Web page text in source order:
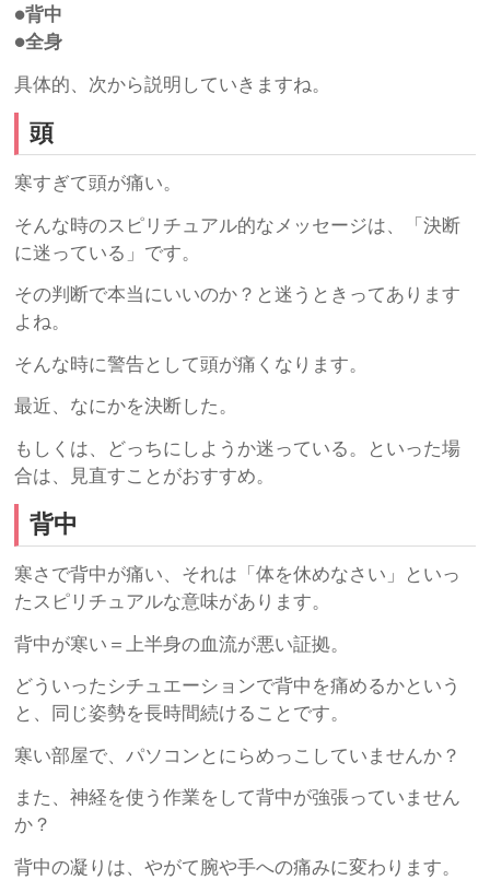
●背中
●全身
具体的、次から説明していきますね。
頭
寒すぎて頭が痛い。
そんな時のスピリチュアル的なメッセージは、「決断
に迷っている」です。
その判断で本当にいいのか？と迷うときってあります
よね。
そんな時に警告として頭が痛くなります。
最近、なにかを決断した。
もしくは、どっちにしようか迷っている。といった場
合は、見直すことがおすすめ。
背中
寒さで背中が痛い、それは「体を休めなさい」といっ
たスピリチュアルな意味があります。
背中が寒い＝上半身の血流が悪い証拠。
どういったシチュエーションで背中を痛めるかという
と、同じ姿勢を長時間続けることです。
寒い部屋で、パソコンとにらめっこしていませんか？
また、神経を使う作業をして背中が強張っていません
か？
背中の凝りは、やがて腕や手への痛みに変わります。